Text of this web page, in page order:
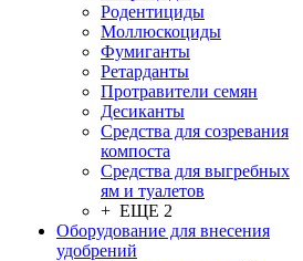
Родентициды
Моллюскоциды
Фумиганты
Ретарданты
Протравители семян
Десиканты
Средства для созревания
компоста
Средства для выгребных
ям и туалетов
+ ЕЩЕ 2
Оборудование для внесения
удобрений